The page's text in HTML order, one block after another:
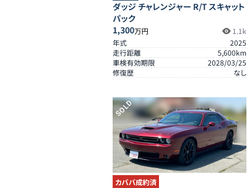
ダッジ チャレンジャー R/T スキャット
パック
1,300万円
1.1k
年式
2025
走行距離
5,600km
車検有効期限
2028/03/25
修復歴
なし
SOLD
カババ成約済